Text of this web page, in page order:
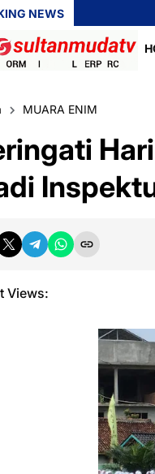
NEWS
MUARA ENIM
Views: